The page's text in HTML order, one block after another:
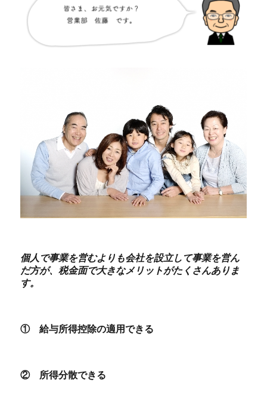
個人で事業を営むよりも会社を設立して事業を営ん
だ方が、税金面で大きなメリットがたくさんありま
す。
① 給与所得控除の適用できる
② 所得分散できる